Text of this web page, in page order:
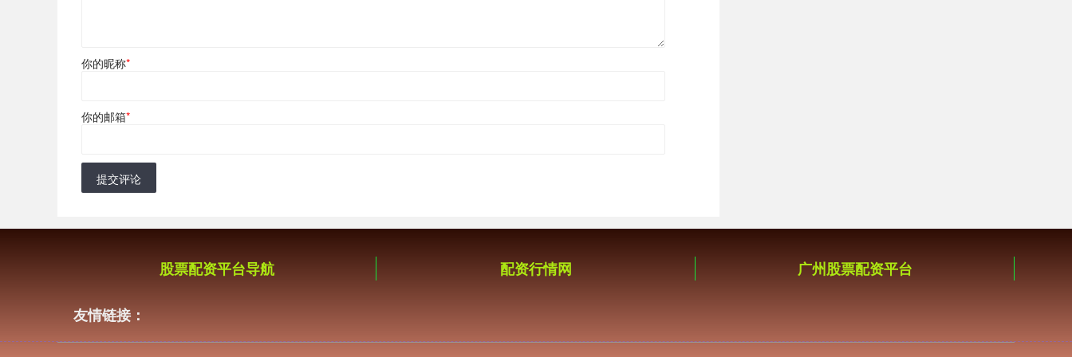
你的昵称*
你的邮箱*
提交评论
股票配资平台导航 配资行情网 广州股票配资平台
友情链接：